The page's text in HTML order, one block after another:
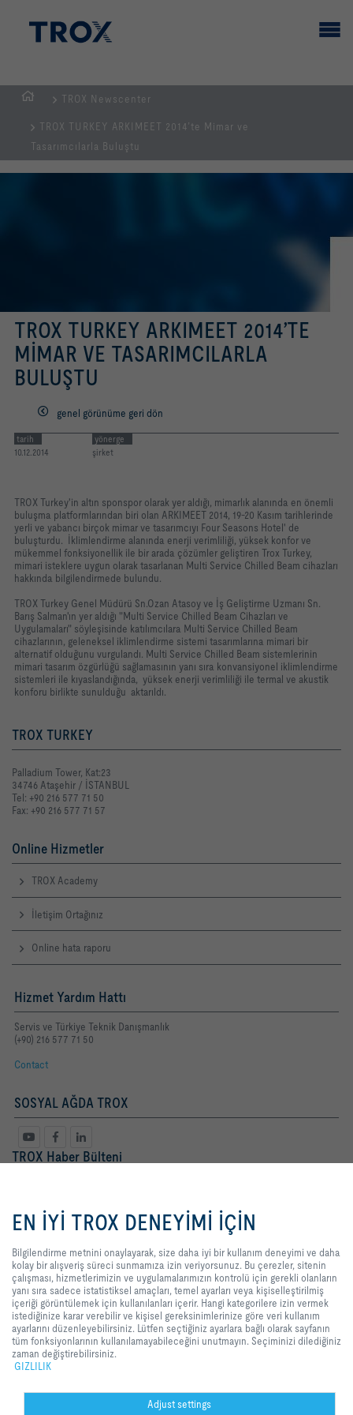
SAYFASI
TROX Newscenter
TROX TURKEY ARKIMEET 2014’te Mimar ve
Tasarımcılarla Buluştu
TROX TURKEY ARKIMEET 2014’TE
MIMAR VE TASARIMCILARLA
BULUŞTU
genel görünüme geri dön
tarih
10.12.2014
yönerge
şirket
TROX Turkey'in altın sponspor olarak yer aldığı, mimarlık alanında en önemli
buluşma platformlarından biri olan ARKIMEET 2014, 19-20 Kasım tarihlerinde
yerli ve yabancı birçok mimar ve tasarımcıyı Four Seasons Hotel' de
buluşturdu. İklimlendirme alanında enerji verimliliği, yüksek konfor ve
mükemmel fonksiyonellik ile bir arada çözümler geliştiren Trox Turkey,
mimari isteklere uygun olarak tasarlanan Multi Service Chilled Beam cihazları
hakkında bilgilendirmede bulundu.
TROX Turkey Genel Müdürü Sn.Ozan Atasoy ve İş Geliştirme Uzmanı Sn.
Barış Salman'ın yer aldığı "Multi Service Chilled Beam Cihazları ve
Uygulamaları" söyleşisinde katılımcılara Multi Service Chilled Beam
cihazlarının, geleneksel iklimlendirme sistemi tasarımlarına mimari bir
alternatif olduğunu vurgulandı. Multi Service Chilled Beam sistemlerinin
mimari tasarım özgürlüğü sağlamasının yanı sıra konvansiyonel iklimlendirme
sistemleri ile kıyaslandığında, yüksek enerji verimliliği ile termal ve akustik
konforu birlikte sunulduğu aktarıldı.
TROX TURKEY
Palladium Tower, Kat:23
34746 Ataşehir / İSTANBUL
Tel: +90 216 577 71 50
Fax: +90 216 577 71 57
Online Hizmetler
TROX Academy
İletişim Ortağınız
Online hata raporu
Hizmet Yardım Hattı
Servis ve Türkiye Teknik Danışmanlık
(+90) 216 577 71 50
Contact
SOSYAL AĞDA TROX
TROX Haber Bülteni
Yasal Terimler kayıt
2026 © TROX TURKEY
size daha iyi bir kullanım deneyimi
ve daha kolay bir alışveriş süreci
sunmamıza izin veriyorsunuz. Bu
çerezler, sitenin çalışması,
hizmetlerimizin ve
uygulamalarımızın kontrolü için
gerekli olanların yanı sıra sadece
istatistiksel amaçları, temel ayarları
veya kişiselleştirilmiş içeriği
görüntülemek için kullanılanları
içerir. Hangi kategorilere izin
düzenleyebilirsiniz. Lütfen
seçtiğiniz ayarlara bağlı olarak
EN İYİ TROX DENEYİMİ İÇİN
Bilgilendirme metnini onaylayarak, size daha iyi bir kullanım deneyimi ve daha
kolay bir alışveriş süreci sunmamıza izin veriyorsunuz. Bu çerezler, sitenin
çalışması, hizmetlerimizin ve uygulamalarımızın kontrolü için gerekli olanların
yanı sıra sadece istatistiksel amaçları, temel ayarları veya kişiselleştirilmiş
içeriği görüntülemek için kullanılanları içerir. Hangi kategorilere izin vermek
istediğinize karar verebilir ve kişisel gereksinimlerinize göre veri kullanım
ayarlarını düzenleyebilirsiniz. Lütfen seçtiğiniz ayarlara bağlı olarak sayfanın
tüm fonksiyonlarının kullanılamayabileceğini unutmayın. Seçiminizi dilediğiniz
zaman değiştirebilirsiniz.
GIZLILIK
Adjust settings